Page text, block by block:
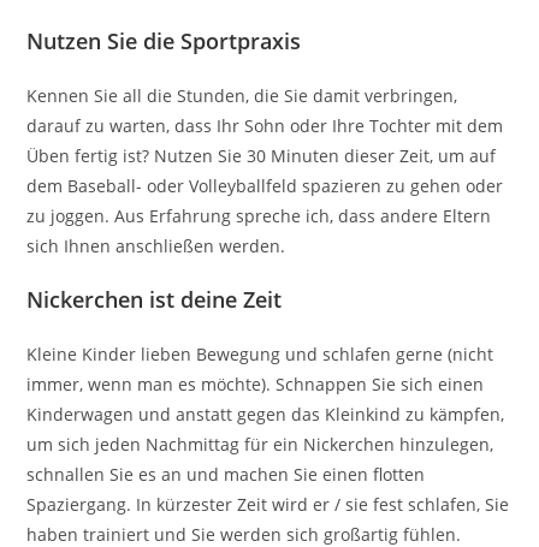
Nutzen Sie die Sportpraxis
Kennen Sie all die Stunden, die Sie damit verbringen,
darauf zu warten, dass Ihr Sohn oder Ihre Tochter mit dem
Üben fertig ist? Nutzen Sie 30 Minuten dieser Zeit, um auf
dem Baseball- oder Volleyballfeld spazieren zu gehen oder
zu joggen. Aus Erfahrung spreche ich, dass andere Eltern
sich Ihnen anschließen werden.
Nickerchen ist deine Zeit
Kleine Kinder lieben Bewegung und schlafen gerne (nicht
immer, wenn man es möchte). Schnappen Sie sich einen
Kinderwagen und anstatt gegen das Kleinkind zu kämpfen,
um sich jeden Nachmittag für ein Nickerchen hinzulegen,
schnallen Sie es an und machen Sie einen flotten
Spaziergang. In kürzester Zeit wird er / sie fest schlafen, Sie
haben trainiert und Sie werden sich großartig fühlen.